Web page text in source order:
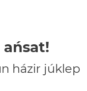
ańsat!
házir júklep